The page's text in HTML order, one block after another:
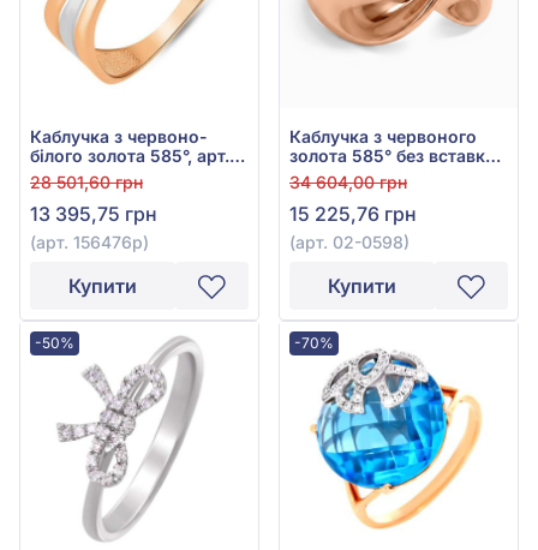
Каблучка з червоно-
білого золота 585°, арт.
156476р
28 501,60 грн
13 395,75 грн
(арт. 156476р)
Купити
Каблучка з червоного
золота 585° без вставки,
арт. 02-0598
34 604,00 грн
15 225,76 грн
(арт. 02-0598)
Купити
-50% -70%